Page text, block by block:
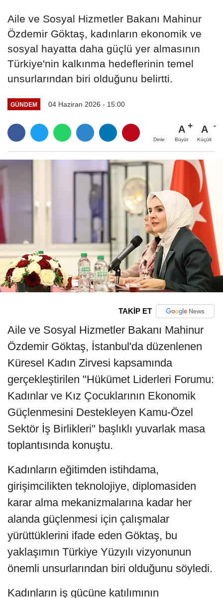
Aile ve Sosyal Hizmetler Bakanı Mahinur
Özdemir Göktaş, kadınların ekonomik ve
sosyal hayatta daha güçlü yer almasının
Türkiye'nin kalkınma hedeflerinin temel
unsurlarından biri olduğunu belirtti.
GÜNDEM 04 Haziran 2026 - 15:00
Dinle
A
Büyüt
A
Küçült
TAKİP ET
Aile ve Sosyal Hizmetler Bakanı Mahinur
Özdemir Göktaş, İstanbul'da düzenlenen
Küresel Kadın Zirvesi kapsamında
gerçekleştirilen "Hükümet Liderleri Forumu:
Kadınlar ve Kız Çocuklarının Ekonomik
Güçlenmesini Destekleyen Kamu-Özel
Sektör İş Birlikleri" başlıklı yuvarlak masa
toplantısında konuştu.
Kadınların eğitimden istihdama,
girişimcilikten teknolojiye, diplomasiden
karar alma mekanizmalarına kadar her
alanda güçlenmesi için çalışmalar
yürüttüklerini ifade eden Göktaş, bu
yaklaşımın Türkiye Yüzyılı vizyonunun
önemli unsurlarından biri olduğunu söyledi.
Kadınların iş gücüne katılımının